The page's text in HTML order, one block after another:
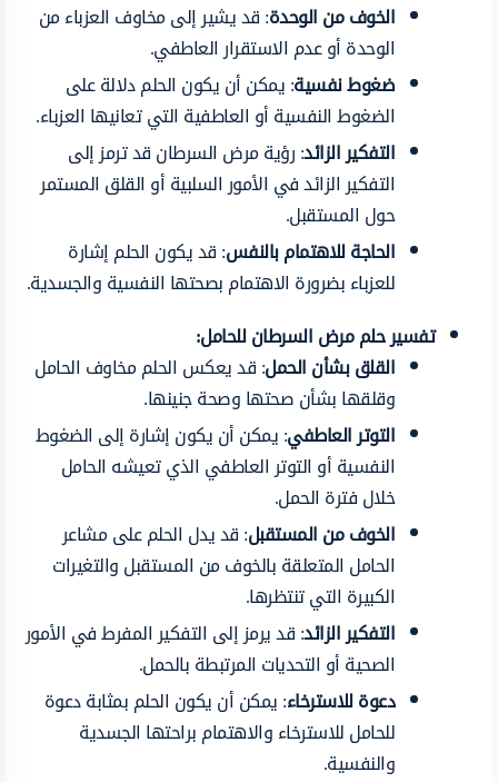
الخوف من الوحدة: قد يشير إلى مخاوف العزباء من
الوحدة أو عدم الاستقرار العاطفي.
ضغوط نفسية: يمكن أن يكون الحلم دلالة على
الضغوط النفسية أو العاطفية التي تعانيها العزباء.
التفكير الزائد: رؤية مرض السرطان قد ترمز إلى
التفكير الزائد في الأمور السلبية أو القلق المستمر
حول المستقبل.
الحاجة للاهتمام بالنفس: قد يكون الحلم إشارة
للعزباء بضرورة الاهتمام بصحتها النفسية والجسدية.
تفسير حلم مرض السرطان للحامل:
القلق بشأن الحمل: قد يعكس الحلم مخاوف الحامل
وقلقها بشأن صحتها وصحة جنينها.
التوتر العاطفي: يمكن أن يكون إشارة إلى الضغوط
النفسية أو التوتر العاطفي الذي تعيشه الحامل
خلال فترة الحمل.
الخوف من المستقبل: قد يدل الحلم على مشاعر
الحامل المتعلقة بالخوف من المستقبل والتغيرات
الكبيرة التي تنتظرها.
التفكير الزائد: قد يرمز إلى التفكير المفرط في الأمور
الصحية أو التحديات المرتبطة بالحمل.
دعوة للاسترخاء: يمكن أن يكون الحلم بمثابة دعوة
للحامل للاسترخاء والاهتمام براحتها الجسدية
والنفسية.